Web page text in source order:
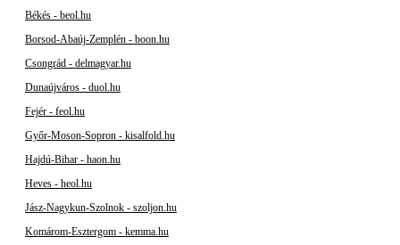
Békés - beol.hu
Borsod-Abaúj-Zemplén - boon.hu
Csongrád - delmagyar.hu
Dunaújváros - duol.hu
Fejér - feol.hu
Győr-Moson-Sopron - kisalfold.hu
Hajdú-Bihar - haon.hu
Heves - heol.hu
Jász-Nagykun-Szolnok - szoljon.hu
Komárom-Esztergom - kemma.hu